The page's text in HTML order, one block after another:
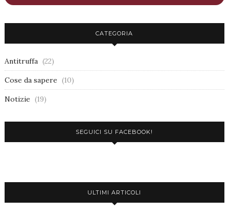
CATEGORIA
Antitruffa (22)
Cose da sapere (10)
Notizie (19)
SEGUICI SU FACEBOOK!
ULTIMI ARTICOLI